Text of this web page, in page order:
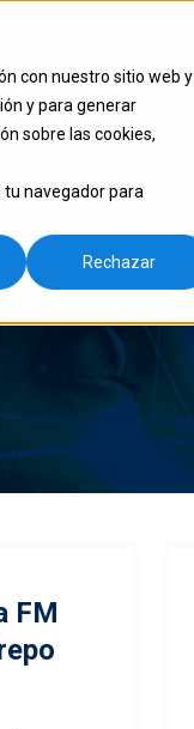
con nuestro sitio web y
y para generar
sobre las cookies,
navegador para
Rechazar
FM